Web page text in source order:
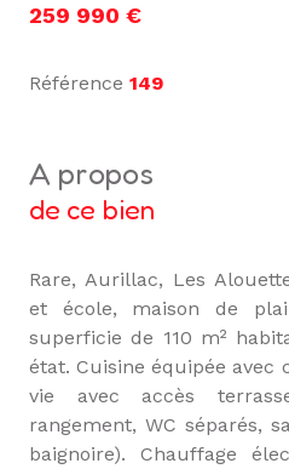
259 990 €
Référence 149
a propos
de ce bien
Rare, Aurillac, Les
et école, maison de
superficie de 110 m²
état. Cuisine équipée avec
vie avec accès
rangement, WC séparés,
baignoire). Chauffage